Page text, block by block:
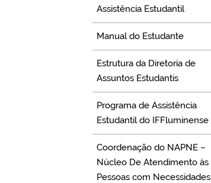
Assistência Estudantil
Manual do Estudante
Estrutura da Diretoria de
Assuntos Estudantis
Programa de Assistência
Estudantil do IFFluminense
Coordenação do NAPNE –
Núcleo De Atendimento às
Pessoas com Necessidades